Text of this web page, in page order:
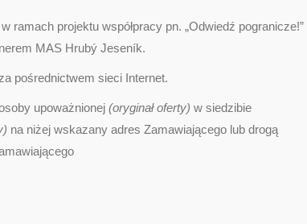
ramach projektu współpracy pn. „Odwiedź pogranicze!”
MAS Hrubý Jeseník.
pośrednictwem sieci Internet.
upoważnionej (oryginał oferty) w siedzibie
na niżej wskazany adres Zamawiającego lub drogą